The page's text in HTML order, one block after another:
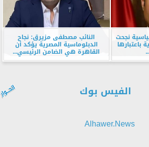
نجحت النائب مصطفى مزيرق: نجاح
الدبلوماسية المصرية يؤكد أن
القاهرة هي الضامن الرئيسي...
الفيس بوك
Alhawer.News